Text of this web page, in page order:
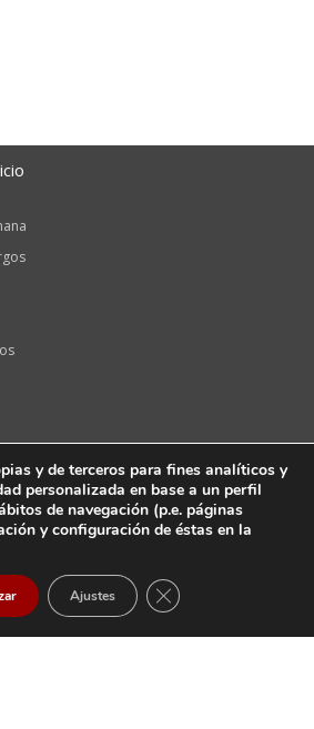
Email
Burgos
en Castilla y León
en Burgos
y de terceros para fines analíticos y
personalizada en base a un perfil
de navegación (p.e. páginas
y configuración de éstas en la
Ajustes CERRAR EL